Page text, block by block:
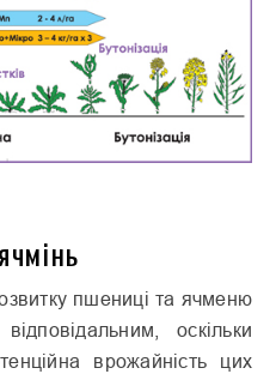
пшениці та ячменю
оскільки
врожайність цих